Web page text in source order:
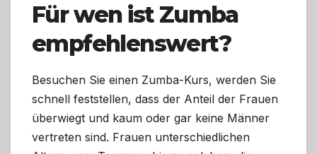
Für wen ist Zumba
empfehlenswert?
Besuchen Sie einen Zumba-Kurs, werden Sie
schnell feststellen, dass der Anteil der Frauen
überwiegt und kaum oder gar keine Männer
vertreten sind. Frauen unterschiedlichen